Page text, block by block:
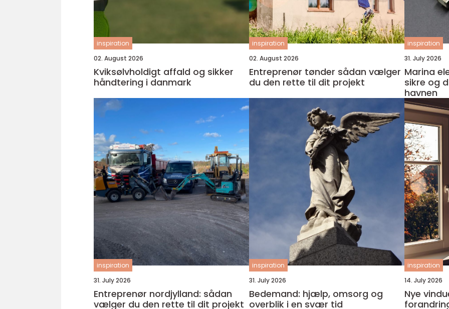
inspiration
02. August 2026
Kviksølvholdigt affald og sikker
håndtering i danmark
inspiration
02. August 2026
Entreprenør tønder sådan vælger
du den rette til dit projekt
inspiration
31. July 2026
Marina
sikre og
havnen
inspiration
31. July 2026
Entreprenør nordjylland: sådan
vælger du den rette til dit projekt
inspiration
31. July 2026
Bedemand: hjælp, omsorg og
overblik i en svær tid
inspiration
14. July 2026
Nye